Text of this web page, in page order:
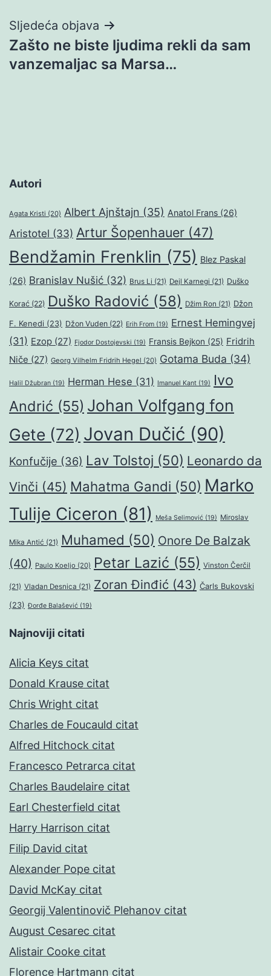
Sljedeća objava
Zašto ne biste ljudima rekli da sam
vanzemaljac sa Marsa…
Autori
Agata Kristi (20) Albert Ajnštajn (35) Anatol Frans (26)
Aristotel (33) Artur Šopenhauer (47)
Bendžamin Frenklin (75) Blez Paskal
(26) Branislav Nušić (32) Brus Li (21) Dejl Karnegi (21) Duško
Korać (22) Duško Radović (58) Džim Ron (21) Džon
F. Kenedi (23) Džon Vuden (22) Erih From (19) Ernest Hemingvej
(31) Ezop (27) Fjodor Dostojevski (19) Fransis Bejkon (25) Fridrih
Niče (27) Georg Vilhelm Fridrih Hegel (20) Gotama Buda (34)
Halil Džubran (19) Herman Hese (31) Imanuel Kant (19)
Ivo
Andrić (55) Johan Volfgang fon
Gete (72) Jovan Dučić (90)
Konfučije (36) Lav Tolstoj (50) Leonardo da
Vinči (45) Mahatma Gandi (50) Marko
Tulije Ciceron (81) Meša Selimović (19) Miroslav
Mika Antić (21) Muhamed (50) Onore De Balzak
(40) Paulo Koeljo (20) Petar Lazić (55) Vinston Čerčil
(21) Vladan Desnica (21) Zoran Đinđić (43) Čarls Bukovski
(23) Đorđe Balašević (19)
Najnoviji citati
Alicia Keys citat
Donald Krause citat
Chris Wright citat
Charles de Foucauld citat
Alfred Hitchock citat
Francesco Petrarca citat
Charles Baudelaire citat
Earl Chesterfield citat
Harry Harrison citat
Filip David citat
Alexander Pope citat
David McKay citat
Georgij Valentinovič Plehanov citat
August Cesarec citat
Alistair Cooke citat
Florence Hartmann citat